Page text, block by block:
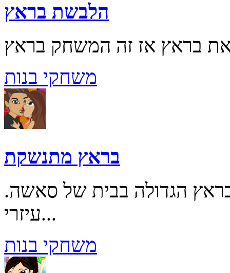
הלבשת בראץ
משחקי בנות
בראץ מתנשקת
הגדולה בבית של סאשה.
עיזרי...
משחקי בנות